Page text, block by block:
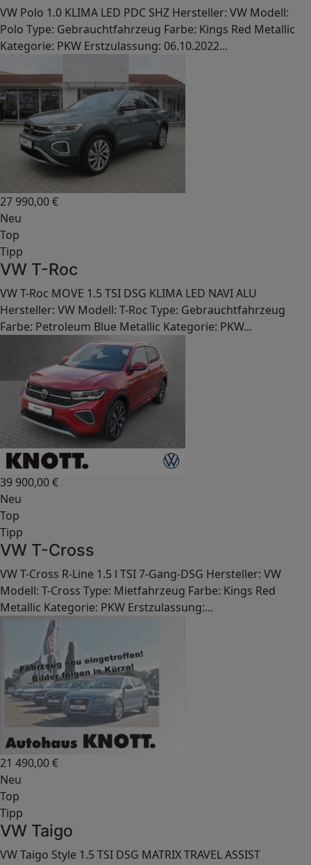
VW Polo 1.0 KLIMA LED PDC SHZ Hersteller: VW Modell:
Polo Type: Gebrauchtfahrzeug Farbe: Kings Red Metallic
Kategorie: PKW Erstzulassung: 06.10.2022...
27 990,00€
Neu
Top
Tipp
VW T-Roc
VW T-Roc MOVE 1.5 TSI DSG KLIMA LED NAVI ALU
Hersteller: VW Modell: T-Roc Type: Gebrauchtfahrzeug
Farbe: Petroleum Blue Metallic Kategorie: PKW...
39 900,00€
Neu
Top
Tipp
VW T-Cross
VW T-Cross R-Line 1.5 l TSI 7-Gang-DSG Hersteller: VW
Modell: T-Cross Type: Mietfahrzeug Farbe: Kings Red
Metallic Kategorie: PKW Erstzulassung:...
21 490,00€
Neu
Top
Tipp
VW Taigo
VW Taigo Style 1.5 TSI DSG MATRIX TRAVEL ASSIST